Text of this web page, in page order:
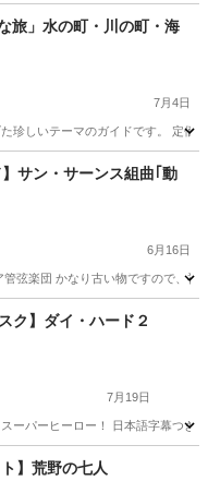
レコード
旅」水の町・川の町・海
7月4日
珍しいテーマのガイドです。 定価
サン・サーンス組曲｢動
6月16日
弦楽団 かなり古い物ですので、神
LPレコード
ク】ダイ・ハード２
7月19日
ーパーヒーロー！ 日本語字幕つき
イ ダイ
】荒野の七人